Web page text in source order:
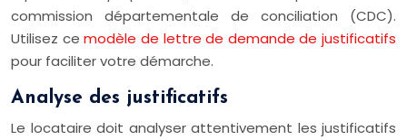
commission départementale de conciliation (CDC).
Utilisez cemodèle de lettre de demande de justificatifs
pour faciliter votre démarche.
Analyse des justificatifs
Le locataire doit analyser attentivement les justificatifs